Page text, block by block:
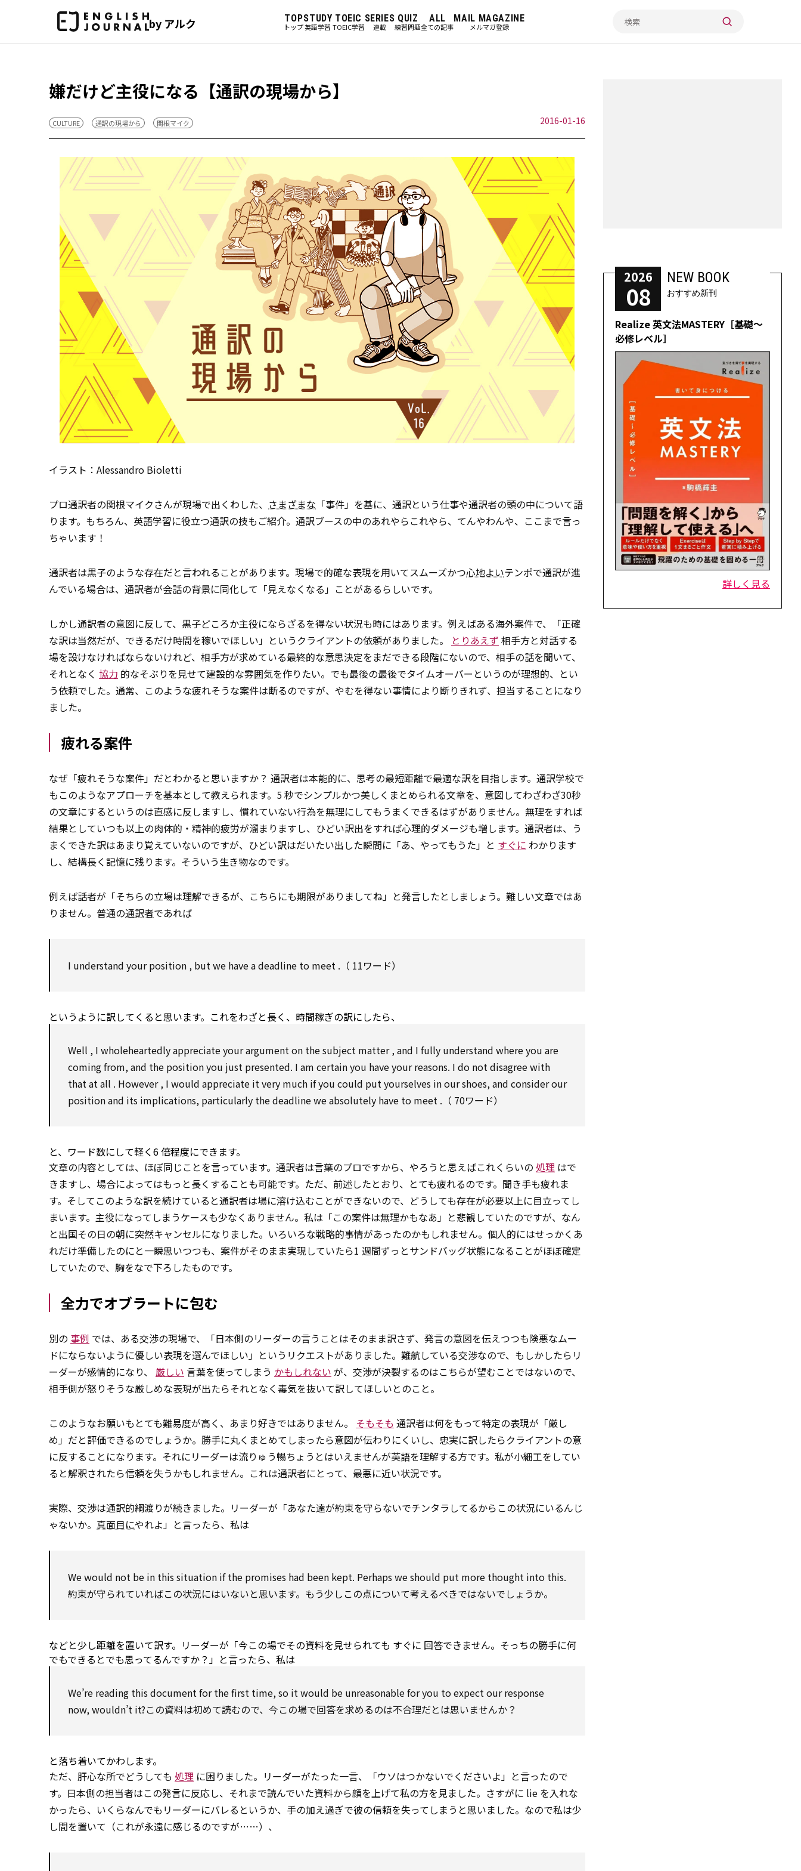
by アルク TOP
トップ
STUDY
英語学習
TOEIC
TOEIC学習
SERIES
連載
QUIZ
練習問題
ALL
全ての記事
MAIL MAGAZINE
メルマガ登録
嫌だけど主役になる【通訳の現場から】
CULTURE 通訳の現場から 関根マイク 2016-01-16
イラスト：Alessandro Bioletti
プロ通訳者の関根マイクさんが現場で出くわした、 さまざまな 「事件」を基に、通訳という仕事や通訳者の頭の中について語
ります。もちろん、英語学習に役立つ通訳の技もご紹介。通訳ブースの中のあれやらこれやら、てんやわんや、ここまで言っ
ちゃいます！
通訳者は黒子のような存在だと言われることがあります。現場で的確な表現を用いてスムーズかつ心地よいテンポで通訳が進
んでいる場合は、通訳者が会話の背景に同化して「見えなくなる」ことがあるらしいです。
しかし通訳者の意図に反して、黒子どころか主役にならざるを得ない状況も時にはあります。例えばある海外案件で、「正確
な訳は当然だが、できるだけ時間を稼いでほしい」というクライアントの依頼がありました。
とりあえず 相手方と対話する
場を設けなければならないけれど、相手方が求めている最終的な意思決定をまだできる段階にないので、相手の話を聞いて、
それとなく 協力 的なそぶりを見せて建設的な雰囲気を作りたい。でも最後の最後でタイムオーバーというのが理想的、とい
う依頼でした。通常、このような疲れそうな案件は断るのですが、やむを得ない事情により断りきれず、担当することになり
ました。
疲れる案件
なぜ「疲れそうな案件」だとわかると思いますか？ 通訳者は本能的に、思考の最短距離で最適な訳を目指します。通訳学校で
もこのようなアプローチを基本として教えられます。5 秒でシンプルかつ美しくまとめられる文章を、意図してわざわざ30秒
の文章にするというのは直感に反しますし、慣れていない行為を無理にしてもうまくできるはずがありません。無理をすれば
結果としていつも以上の肉体的・精神的疲労が溜まりますし、ひどい訳出をすれば心理的ダメージも増します。通訳者は、う
まくできた訳はあまり覚えていないのですが、ひどい訳はだいたい出した瞬間に「あ、やってもうた」と すぐに わかります
し、結構長く記憶に残ります。そういう生き物なのです。
例えば話者が「そちらの立場は理解できるが、こちらにも期限がありましてね」と発言したとしましょう。難しい文章ではあ
りません。普通の通訳者であれば
I understand yourposition , but we have adeadline to meet .（ 11ワード）
というように訳してくると思います。これをわざと長く、時間稼ぎの訳にしたら、
Well , I wholeheartedlyappreciateyourargumenton thesubject matter, and I fully understand where you are
coming from, and the positionyou just presented. I am certainyou have your reasons. I do not disagree with
thatat all . However, I would appreciate it very much if you could put yourselves in our shoes, and considerour
positionand its implications, particularly thedeadlinewe absolutely have to meet .（ 70ワード）
と、ワード数にして軽く6 倍程度にできます。
文章の内容としては、ほぼ同じことを言っています。通訳者は言葉のプロですから、やろうと思えばこれくらいの 処理 はで
きますし、場合によってはもっと長くすることも可能です。ただ、前述したとおり、とても疲れるのです。聞き手も疲れま
す。そしてこのような訳を続けていると通訳者は場に溶け込むことができないので、どうしても存在が必要以上に目立ってし
まいます。主役になってしまうケースも少なくありません。私は「この案件は無理かもなあ」と悲観していたのですが、なん
と出国その日の朝に突然キャンセルになりました。いろいろな戦略的事情があったのかもしれません。個人的にはせっかくあ
れだけ準備したのにと一瞬思いつつも、案件がそのまま実現していたら1 週間ずっとサンドバッグ状態になることがほぼ確定
していたので、胸をなで下ろしたものです。
全力でオブラートに包む
別の 事例 では、ある交渉の現場で、「日本側のリーダーの言うことはそのまま訳さず、発言の意図を伝えつつも険悪なムー
ドにならないように優しい表現を選んでほしい」というリクエストがありました。難航している交渉なので、もしかしたらリ
ーダーが感情的になり、 厳しい 言葉を使ってしまう かもしれない が、交渉が決裂するのはこちらが望むことではないので、
相手側が怒りそうな厳しめな表現が出たらそれとなく毒気を抜いて訳してほしいとのこと。
このようなお願いもとても難易度が高く、あまり好きではありません。 そもそも 通訳者は何をもって特定の表現が「厳し
め」だと評価できるのでしょうか。勝手に丸くまとめてしまったら意図が伝わりにくいし、忠実に訳したらクライアントの意
に反することになります。それにリーダーは流りゅう暢ちょうとはいえませんが英語を理解する方です。私が小細工をしてい
ると解釈されたら信頼を失うかもしれません。これは通訳者にとって、最悪に近い状況です。
実際、交渉は通訳的綱渡りが続きました。リーダーが「あなた達が約束を守らないでチンタラしてるからこの状況にいるんじ
ゃないか。 真面目にやれよ」と言ったら、私は
Wewould not be in this situation if the promises had been kept. Perhaps weshould put more thought into this.
約束が守られていればこの状況にはいないと思います。もう少しこの点について考えるべきではないでしょうか。
などと少し距離を置いて訳す。リーダーが「今この場でその資料を見せられても すぐに 回答できません。そっちの勝手に何
でもできるとでも思ってるんですか？」と言ったら、私は
We’re reading this documentforthe first time,so itwould be unreasonableforyou toexpectourresponse
now, wouldn’t it?この資料は初めて読むので、今この場で回答を求めるのは不合理だとは思いませんか？
と落ち着いてかわします。
ただ、肝心な所でどうしても 処理 に困りました。リーダーがたった一言、「ウソはつかないでくださいよ」と言ったので
す。日本側の担当者はこの発言に反応し、それまで読んでいた資料から顔を上げて私の方を見ました。さすがに lie を入れな
かったら、いくらなんでもリーダーにバレるというか、手の加え過ぎで彼の信頼を失ってしまうと思いました。なので私は少
し間を置いて（これが永遠に感じるのですが……）、
2026
08
NEW BOOK
おすすめ新刊
Realize 英文法MASTERY［基礎～
必修レベル］
詳しく見る